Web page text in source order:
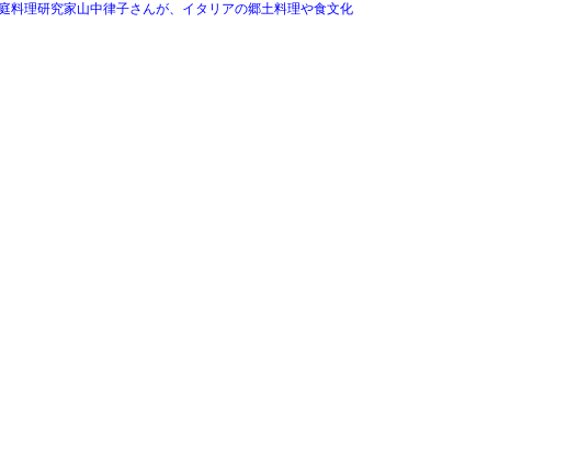
理研究家山中律子さんが、イタリアの郷土料理や食文化